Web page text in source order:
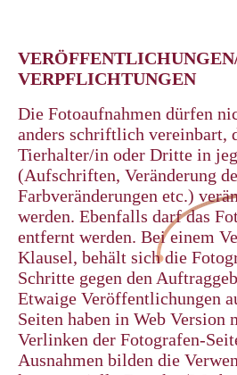
VERPFLICHTUNGEN
Die Fotoaufnahmen dürfen
anders schriftlich vereinbart,
Tierhalter/in oder Dritte in
(Aufschriften, Veränderung
Farbveränderungen etc.)
werden. Ebenfalls darf das
entfernt werden. Bei einem
Klausel, behält sich die
Schritte gegen den
Etwaige Veröffentlichungen
Seiten haben in Web Version
Verlinken der Fotografen-
Ausnahmen bilden die